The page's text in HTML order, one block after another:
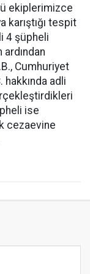
ekiplerimizce
karıştığı tespit
4 şüpheli
Cumhuriyet
hakkında adli
ise
cezaevine